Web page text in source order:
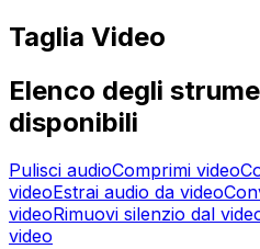
Taglia Video
Elenco degli
disponibili
Pulisci audioComprimi video
videoEstrai audio da video
videoRimuovi silenzio dal
video